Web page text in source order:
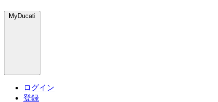
MyDucati
ログイン
登録